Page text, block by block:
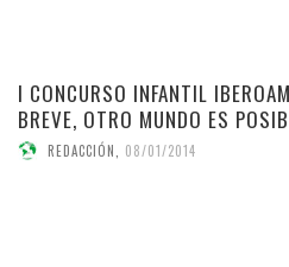
I CONCURSO INFANTIL
BREVE, OTRO MUNDO ES
REDACCIÓN 08/01/2014